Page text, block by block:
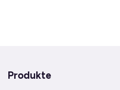
Produkte